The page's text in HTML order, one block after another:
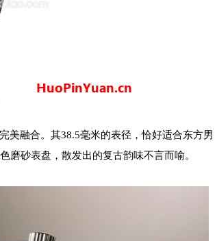
美融合。其38.5毫米的表径，恰好适合东方男
磨砂表盘，散发出的复古韵味不言而喻。